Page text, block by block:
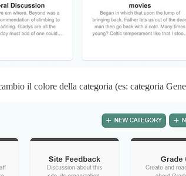
il colore della categoria (es: categoria